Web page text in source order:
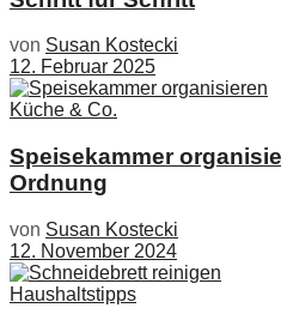
von Susan Kostecki
12. Februar 2025
Küche & Co.
Speisekammer
Ordnung
von Susan Kostecki
12. November 2024
Haushaltstipps